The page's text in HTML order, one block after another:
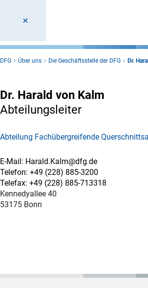
DFG Über uns Die Geschäftsstelle der DFG Dr.
Dr. Harald von Kalm
Abteilungsleiter
Abteilung Fachübergreifende
E-Mail: Harald.Kalm@dfg.de
Telefon: +49 (228) 885-3200
Telefax: +49 (228) 885-713318
Kennedyallee 40
53175 Bonn